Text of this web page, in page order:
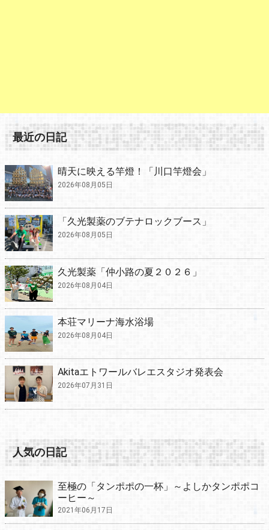
最近の日記
晴天に映える竿燈！「川口竿燈会」
2026年08月05日
「久光製薬のブテナロックブース」
2026年08月05日
久光製薬「仲小路の夏２０２６」
2026年08月04日
本荘マリーナ海水浴場
2026年08月04日
Akitaエトワールバレエスタジオ発表会
2026年07月31日
人気の日記
至極の「タンポポの一杯」～よしかタンポポコ
ーヒー～
2021年06月17日